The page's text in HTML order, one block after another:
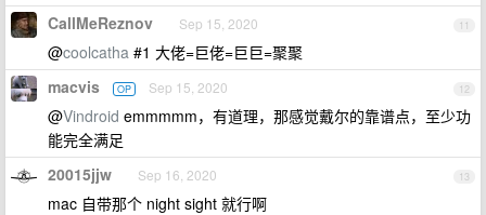
11
CallMeReznov Sep 15, 2020
@coolcatha #1 大佬=巨佬=巨巨=聚聚
12
macvis OP Sep 15, 2020
@Vindroid emmmmm，有道理，那感觉戴尔的靠谱点，至少功
能完全满足
13
20015jjw Sep 16, 2020
mac 自带那个 night sight 就行啊